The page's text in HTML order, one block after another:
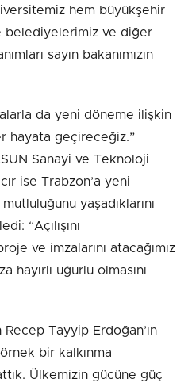
hem büyükşehir
belediyelerimiz ve diğer
sayın bakanımızın
da yeni döneme ilişkin
hayata geçireceğiz.”
Sanayi ve Teknoloji
ise Trabzon’a yeni
yaşadıklarını
“Açılışını
ve imzalarını atacağımız
hayırlı uğurlu olmasını
Recep Tayyip Erdoğan’ın
bir kalkınma
Ülkemizin gücüne güç